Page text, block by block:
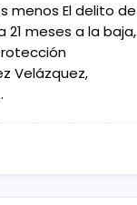
menos El delito de
meses a la baja,
Velázquez,